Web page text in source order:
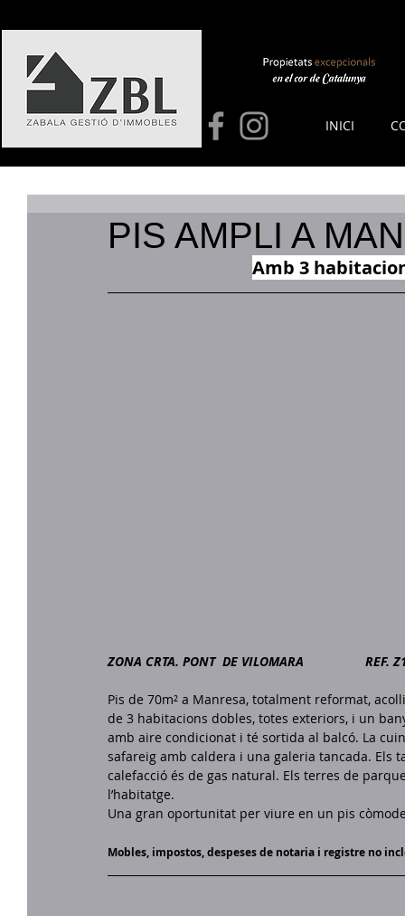
INICI
PIS AMPLI A
Amb 3
ZONA CRTA. PONT  DE VILOMARA                 REF.
Pis de 70m² a Manresa, totalment reformat,
de 3 habitacions dobles, totes exteriors, i un
amb aire condicionat i té sortida al balcó. La
safareig amb caldera i una galeria tancada. Els
calefacció és de gas natural. Els terres de
l’habitatge.
Una gran oportunitat per viure en un pis
Mobles, impostos, despeses de notaria i registre no